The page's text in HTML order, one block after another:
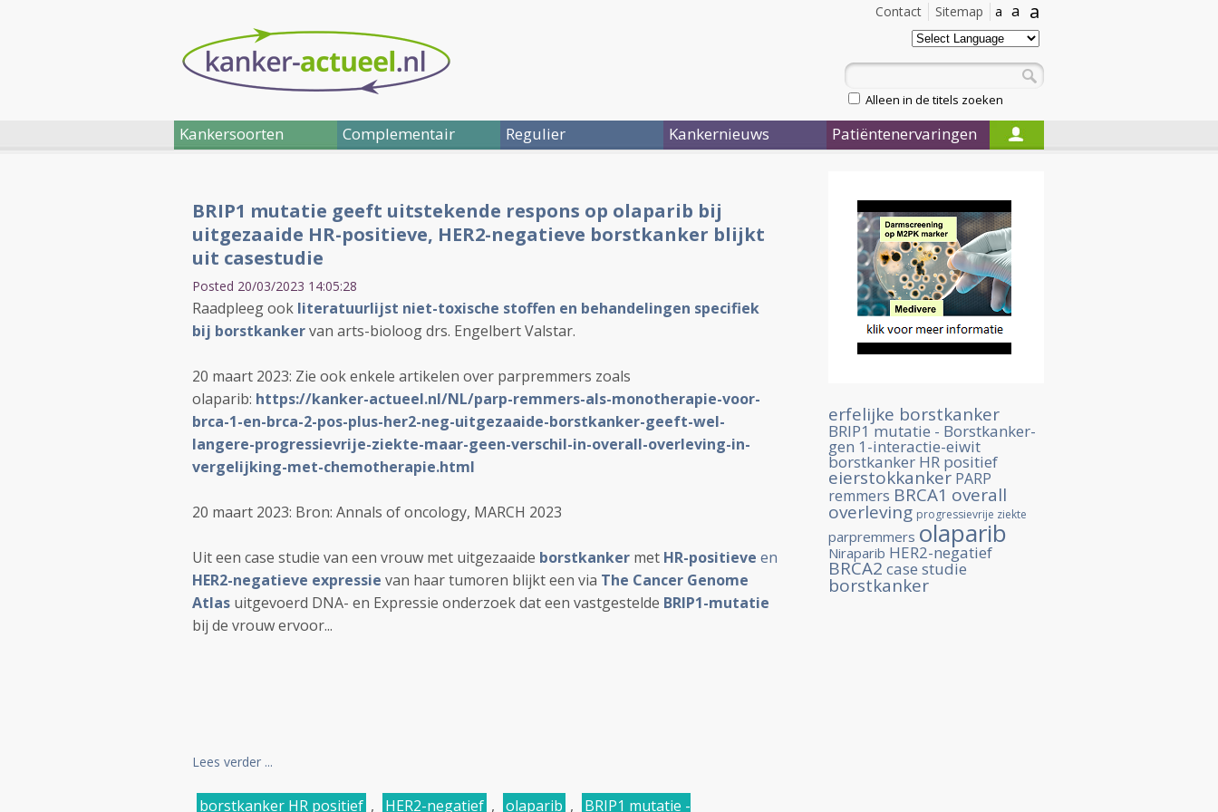
a
a
a
Sitemap
Contact
Alleen in de titels zoeken
Kankersoorten Complementair Regulier Kankernieuws Patiëntenervaringen
BRIP1 mutatie geeft uitstekende respons op olaparib bij
uitgezaaide HR-positieve, HER2-negatieve borstkanker blijkt
uit casestudie
Posted 20/03/2023 14:05:28
Raadpleeg ook literatuurlijst niet-toxische stoffen en behandelingen specifiek
bij borstkankervan arts-bioloog drs. Engelbert Valstar.
20 maart 2023: Zie ook enkele artikelen over parpremmers zoals
olaparib: https://kanker-actueel.nl/NL/parp-remmers-als-monotherapie-voor-
brca-1-en-brca-2-pos-plus-her2-neg-uitgezaaide-borstkanker-geeft-wel-
langere-progressievrije-ziekte-maar-geen-verschil-in-overall-overleving-in-
vergelijking-met-chemotherapie.html
20 maart 2023: Bron: Annals of oncology, MARCH 2023
Uit een case studie van een vrouw met uitgezaaide borstkanker met HR-positieve en
HER2-negatieve expressie van haar tumoren blijkt een via The Cancer Genome
Atlas uitgevoerd DNA- en Expressie onderzoek dat een vastgestelde BRIP1-mutatie
bij de vrouw ervoor...
Lees verder ...
borstkanker HR positief , HER2-negatief , olaparib ,
BRIP1 mutatie -
erfelijke borstkanker
BRIP1 mutatie - Borstkanker-
gen 1-interactie-eiwit
borstkanker HR positief
eierstokkanker PARP
remmers BRCA1 overall
overleving progressievrije ziekte
parpremmers olaparib
Niraparib HER2-negatief
BRCA2 case studie
borstkanker